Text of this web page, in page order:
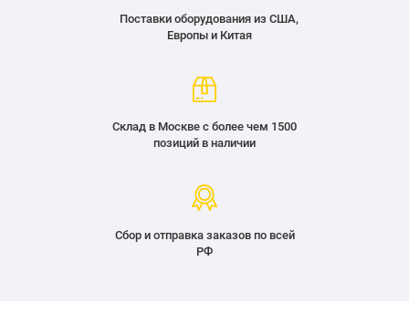
Поставки оборудования из США,
Европы и Китая
Склад в Москве с более чем 1500
позиций в наличии
Сбор и отправка заказов по всей
РФ